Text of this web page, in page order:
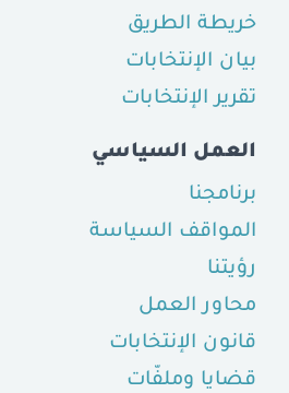
خريطة الطريق
بيان الإنتخابات
تقرير الإنتخابات
العمل السياسي
برنامجنا
المواقف السياسة
رؤيتنا
محاور العمل
قانون الإنتخابات
قضايا وملفّات